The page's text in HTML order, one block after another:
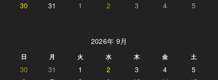
30
31 1 2 3 4 5
2026年 9月
日 月 火 水 木 金 土
30 31 1 2 3 4
5